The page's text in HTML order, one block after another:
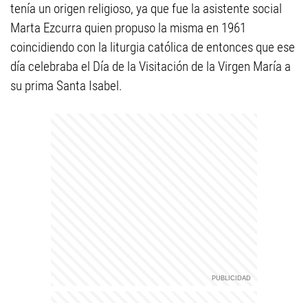
tenía un origen religioso, ya que fue la asistente social
Marta Ezcurra quien propuso la misma en 1961
coincidiendo con la liturgia católica de entonces que ese
día celebraba el Día de la Visitación de la Virgen María a
su prima Santa Isabel.